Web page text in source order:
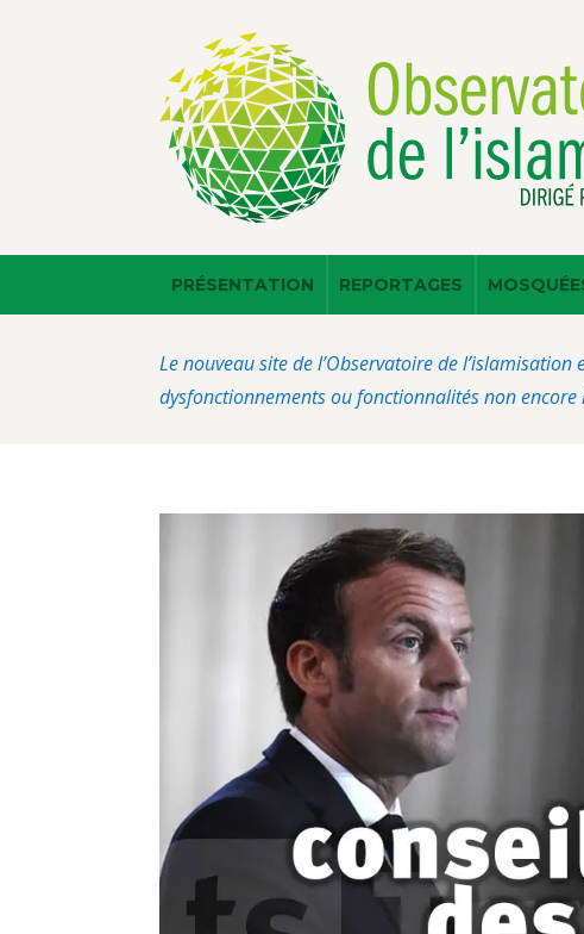
PRÉSENTATION REPORTAGES
Le nouveau site de l’Observatoire de
dysfonctionnements ou fonctionnalités non